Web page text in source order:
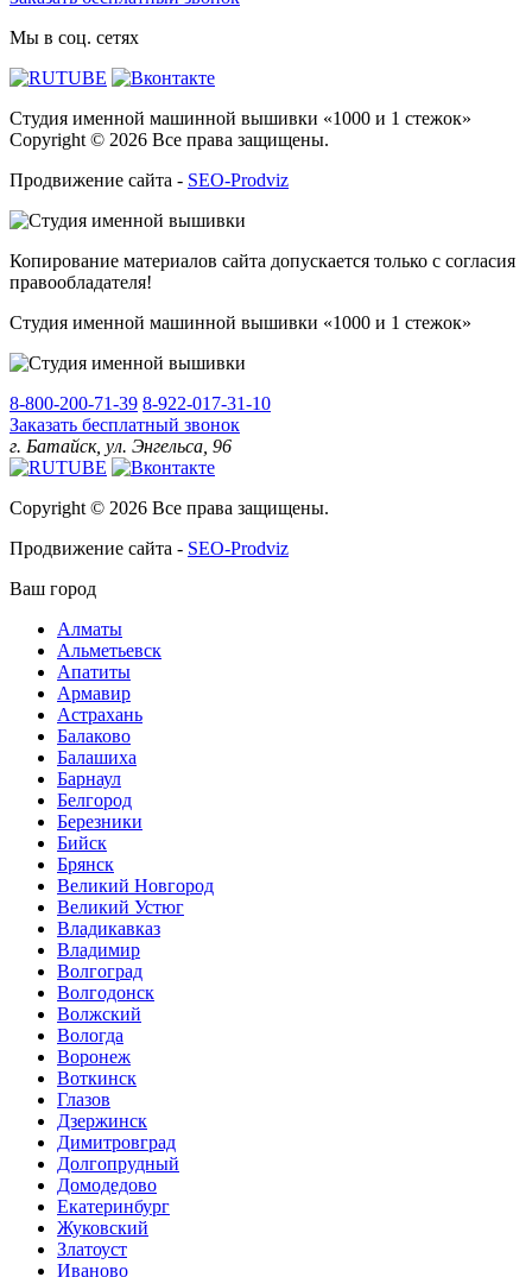
Мы в соц. сетях
Студия именной машинной вышивки «1000 и 1 стежок»
Copyright © 2026 Все права защищены.
Продвижение сайта - SEO-Prodviz
Копирование материалов сайта допускается только с согласия
правообладателя!
Студия именной машинной вышивки «1000 и 1 стежок»
8-800-200-71-39 8-922-017-31-10
Заказать бесплатный звонок
г. Батайск, ул. Энгельса, 96
Copyright © 2026 Все права защищены.
Продвижение сайта - SEO-Prodviz
Ваш город
Алматы
Альметьевск
Апатиты
Армавир
Астрахань
Балаково
Балашиха
Барнаул
Белгород
Березники
Бийск
Брянск
Великий Новгород
Великий Устюг
Владикавказ
Владимир
Волгоград
Волгодонск
Волжский
Вологда
Воронеж
Воткинск
Глазов
Дзержинск
Димитровград
Долгопрудный
Домодедово
Екатеринбург
Жуковский
Златоуст
Иваново